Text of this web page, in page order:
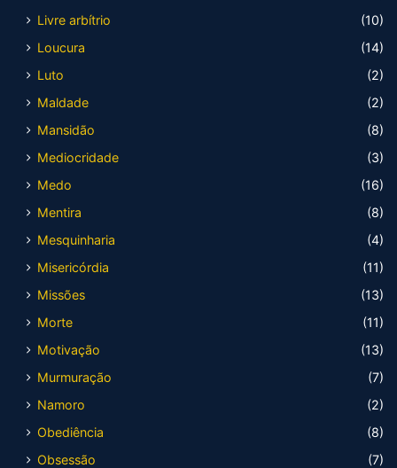
Livre arbítrio
(10)
Loucura
(14)
Luto
(2)
Maldade
(2)
Mansidão
(8)
Mediocridade
(3)
Medo
(16)
Mentira
(8)
Mesquinharia
(4)
Misericórdia
(11)
Missões
(13)
Morte
(11)
Motivação
(13)
Murmuração
(7)
Namoro
(2)
Obediência
(8)
Obsessão
(7)